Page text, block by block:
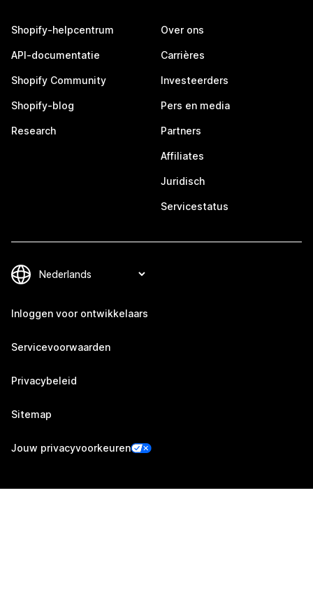
Shopify-helpcentrum
API-documentatie
Shopify Community
Shopify-blog
Research
Over ons
Carrières
Investeerders
Pers en media
Partners
Affiliates
Juridisch
Servicestatus
Inloggen voor ontwikkelaars
Servicevoorwaarden
Privacybeleid
Sitemap
Jouw privacyvoorkeuren